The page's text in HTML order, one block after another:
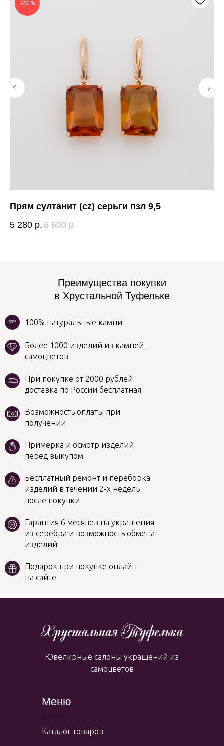
-20 %
Прям султанит (cz) серьги пзл 9,5
5 280 р. 6 600 р.
100% натуральные камни
100%
Преимущества покупки
в Хрустальной Туфельке
Бесплатный ремонт и переборка
изделий в течении 2-х недель
после покупки
Примерка и осмотр изделий
перед выкупом
Более 1000 изделий из камней-
самоцветов
Гарантия 6 месяцев на украшения
из серебра и возможность обмена
изделий
Возможность оплаты при
получении
При покупке от 2000 рублей
доставка по России бесплатная
Подарок при покупке онлайн
на сайте
Меню
Каталог товаров
Ювелирные салоны украшений из
самоцветов